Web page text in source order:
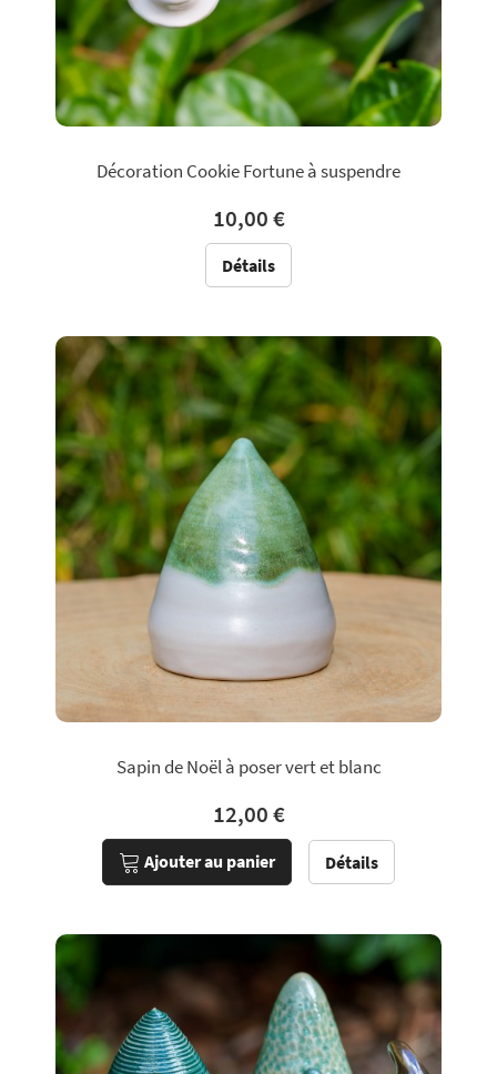
Décoration Cookie Fortune à suspendre
10,00 €
Détails
Sapin de Noël à poser vert et blanc
12,00 €
Ajouter au panier Détails